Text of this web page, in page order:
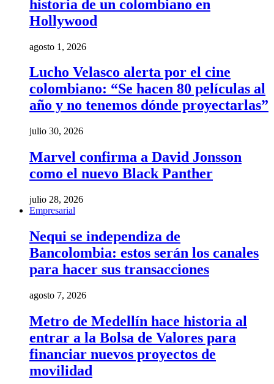
historia de un colombiano en
Hollywood
agosto 1, 2026
Lucho Velasco alerta por el cine
colombiano: “Se hacen 80 películas al
año y no tenemos dónde proyectarlas”
julio 30, 2026
Marvel confirma a David Jonsson
como el nuevo Black Panther
julio 28, 2026
Empresarial
Nequi se independiza de
Bancolombia: estos serán los canales
para hacer sus transacciones
agosto 7, 2026
Metro de Medellín hace historia al
entrar a la Bolsa de Valores para
financiar nuevos proyectos de
movilidad